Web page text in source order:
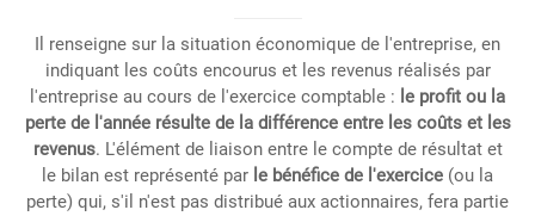
Il renseigne sur la situation économique de l'entreprise, en
indiquant les coûts encourus et les revenus réalisés par
l'entreprise au cours de l'exercice comptable : le profit ou la
perte de l'année résulte de la différence entre les coûts et les
revenus. L'élément de liaison entre le compte de résultat et
le bilan est représenté par le bénéfice de l'exercice (ou la
perte) qui, s'il n'est pas distribué aux actionnaires, fera partie